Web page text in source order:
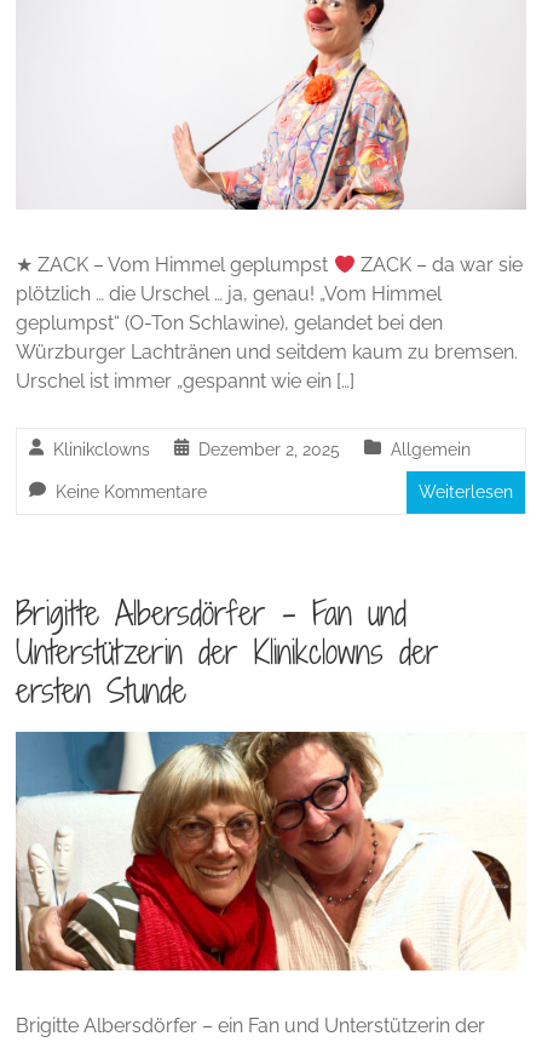
★ ZACK – Vom Himmel geplumpst
ZACK – da war sie
plötzlich … die Urschel … ja, genau! „Vom Himmel
geplumpst“ (O-Ton Schlawine), gelandet bei den
Würzburger Lachtränen und seitdem kaum zu bremsen.
Urschel ist immer „gespannt wie ein […]
Klinikclowns Dezember 2, 2025 Allgemein
Keine Kommentare Weiterlesen
Brigitte Albersdörfer – Fan und
Unterstützerin der Klinikclowns der
ersten Stunde
Brigitte Albersdörfer – ein Fan und Unterstützerin der